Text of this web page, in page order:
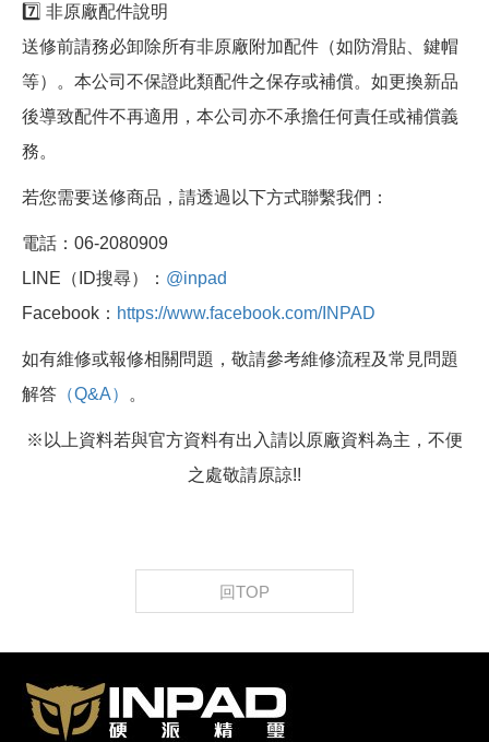
7️⃣ 非原廠配件說明
送修前請務必卸除所有非原廠附加配件（如防滑貼、鍵帽
等）。本公司不保證此類配件之保存或補償。如更換新品
後導致配件不再適用，本公司亦不承擔任何責任或補償義
務。
若您需要送修商品，請透過以下方式聯繫我們：
電話：06-2080909
LINE（ID搜尋）： @inpad
Facebook： https://www.facebook.com/INPAD
如有維修或報修相關問題，敬請參考維修流程及常見問題
解答 （Q&A） 。
※以上資料若與官方資料有出入請以原廠資料為主，不便
之處敬請原諒!!
回TOP